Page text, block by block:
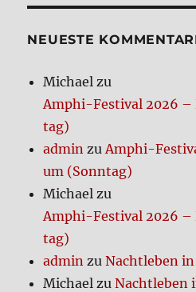
NEUE­STE
Michael zu
Amphi-Festi­val 2026
tag)
admin zuAmphi-
um (Sonn­tag)
Michael zu
Amphi-Festi­val 2026
tag)
admin zuNacht­le­ben
Michael zuNacht­le­ben